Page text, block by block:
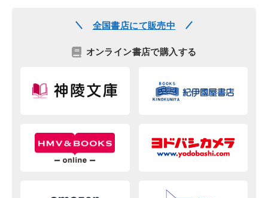
全国書店にて販売中
オンライン書店で購入する